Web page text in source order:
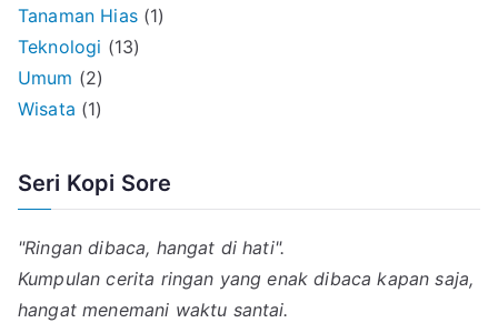
Tanaman Hias(1)
Teknologi (13)
Umum (2)
Wisata (1)
Seri Kopi Sore
"Ringan dibaca, hangat di hati".
Kumpulan cerita ringan yang enak dibaca kapan saja,
hangat menemani waktu santai.